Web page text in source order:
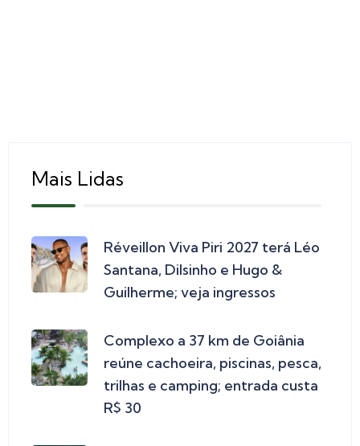
Mais Lidas
Réveillon Viva Piri 2027 terá Léo
Santana, Dilsinho e Hugo &
Guilherme; veja ingressos
Complexo a 37 km de Goiânia
reúne cachoeira, piscinas, pesca,
trilhas e camping; entrada custa
R$ 30